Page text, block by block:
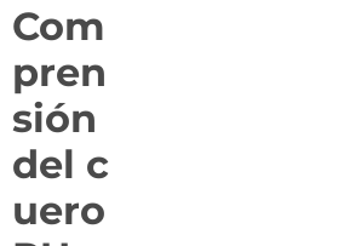
Com
pren
sión
del c
uero